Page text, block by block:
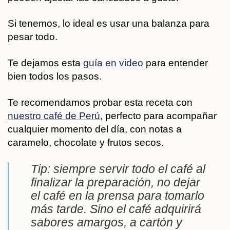
Si tenemos, lo ideal es usar una balanza para
pesar todo.
Te dejamos esta guía en video para entender
bien todos los pasos.
Te recomendamos probar esta receta con
nuestro café de Perú, perfecto para acompañar
cualquier momento del día, con notas a
caramelo, chocolate y frutos secos.
Tip: siempre servir todo el café al
finalizar la preparación, no dejar
el café en la prensa para tomarlo
más tarde. Sino el café adquirirá
sabores amargos, a cartón y